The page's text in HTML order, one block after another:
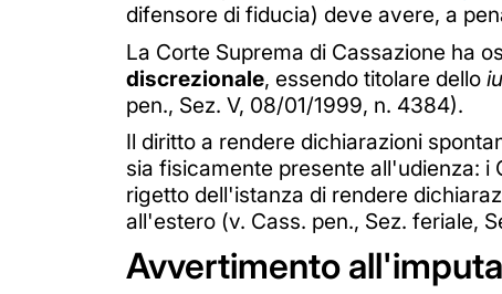
difensore di fiducia) deve avere, a
La Corte Suprema di Cassazione ha
discrezionale, essendo titolare dello
pen., Sez. V, 08/01/1999, n. 4384).
Il diritto a rendere dichiarazioni
sia fisicamente presente all'udienza: i
rigetto dell'istanza di rendere
all'estero (v. Cass. pen., Sez. feriale,
Avvertimento